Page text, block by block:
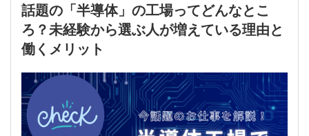
話題の「半導体」の工場ってどんなとこ
ろ？未経験から選ぶ人が増えている理由と
働くメリット